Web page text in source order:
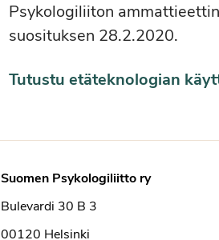
Psykologiliiton
suosituksen 28.2.2020.
Tutustu etäteknologian
Suomen Psykologiliitto ry
Bulevardi 30 B 3
00120 Helsinki